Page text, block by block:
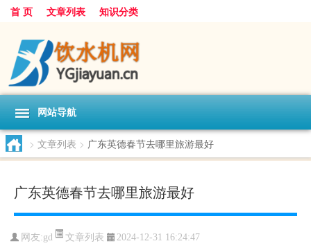
首 页 文章列表 知识分类
网站导航
> 文章列表 > 广东英德春节去哪里旅游最好
广东英德春节去哪里旅游最好
网友:gd 文章列表 2024-12-31 16:24:47